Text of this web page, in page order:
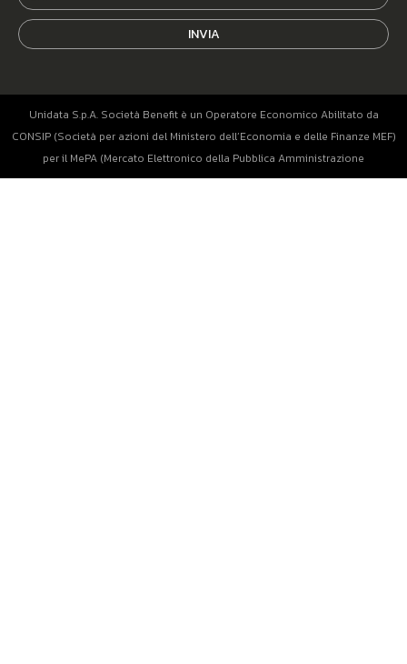
INVIA
Unidata S.p.A. Società Benefit è un Operatore Economico Abilitato da
CONSIP (Società per azioni del Ministero dell’Economia e delle Finanze MEF)
per il MePA (Mercato Elettronico della Pubblica Amministrazione